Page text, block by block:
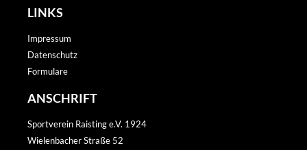
LINKS
Impressum
Datenschutz
Formulare
ANSCHRIFT
Sportverein Raisting e.V. 1924
Wielenbacher Straße 52